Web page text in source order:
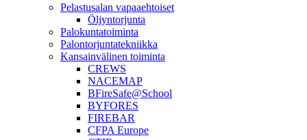
Pelastusalan vapaaehtoiset
Öljyntorjunta
Palokuntatoiminta
Palontorjuntatekniikka
Kansainvälinen toiminta
CREWS
NACEMAP
BFireSafe@School
BYFORES
FIREBAR
CFPA Europe